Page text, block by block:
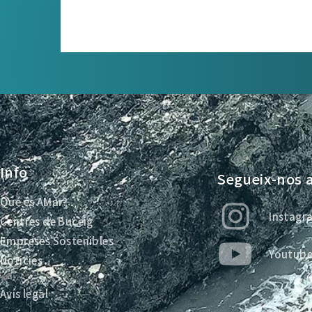
Info
Qué és AMar?
Centres de Buceig
Empreses Sostenibles
Noticies
Avís legal
Segueix-nos
Youtube